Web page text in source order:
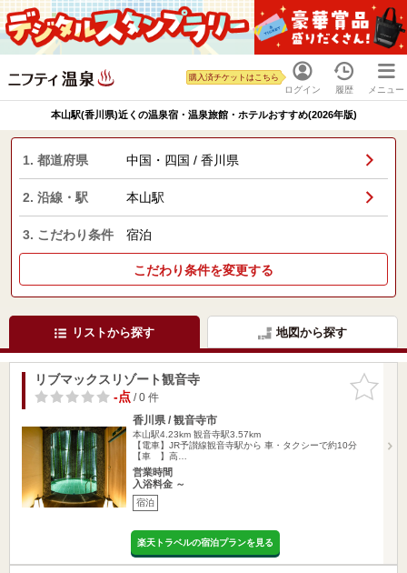
ログイン
購入済チケットはこちら
履歴 メニュー
本山駅(香川県)近くの温泉宿・温泉旅館・ホテルおすすめ(2026年版)
1. 都道府県 中国・四国 / 香川県
2. 沿線・駅 本山駅
3. こだわり条件 宿泊
こだわり条件を変更する
リストから探す 地図から探す
お気に入
りに追加
リブマックスリゾート観音寺
-点/ 0 件
香川県 / 観音寺市
本山駅4.23km 観音寺駅3.57km
【電車】JR予讃線観音寺駅から 車・タクシーで約10分
【車 】高…
営業時間
入浴料金 ～
宿泊
楽天トラベルの宿泊プランを見る